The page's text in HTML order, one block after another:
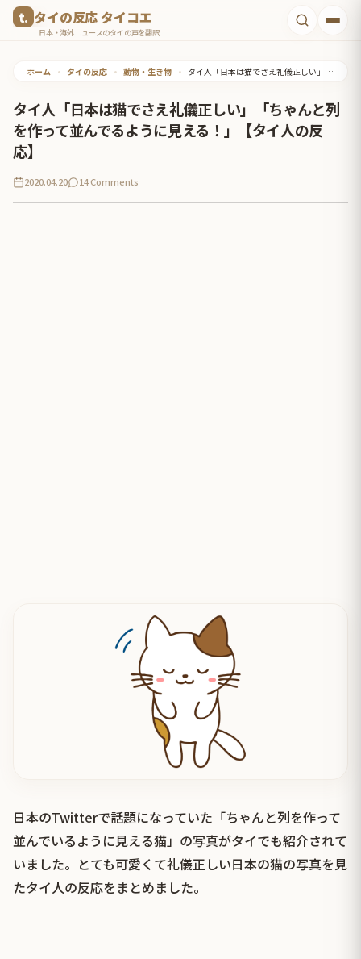
タイの反応 タイコエ
日本・海外ニュースのタイの声を翻訳
ホーム • タイの反応 • 動物・生き物 • タイ人「日本は猫でさえ礼儀正しい」「ちゃんと列を作って並んでるように見える！」【タイ人の反応】
タイ人「日本は猫でさえ礼儀正しい」「ちゃんと列
を作って並んでるように見える！」【タイ人の反
応】
2020.04.20 14 Comments
日本のTwitterで話題になっていた「ちゃんと列を作って
並んでいるように見える猫」の写真がタイでも紹介されて
いました。とても可愛くて礼儀正しい日本の猫の写真を見
たタイ人の反応をまとめました。